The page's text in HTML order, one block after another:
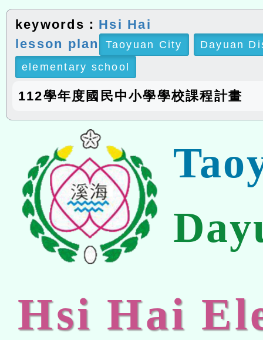
keywords： Hsi Hai
lesson plan
Taoyuan City
Dayuan
elementary school
112學年度國民中小學學校課程計畫
Hsi Hai